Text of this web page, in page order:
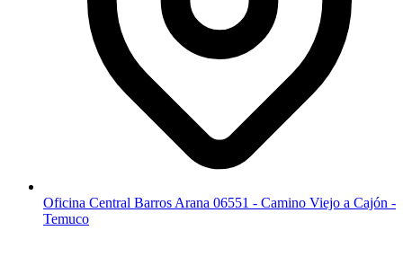
Oficina Central Barros Arana 06551 - Camino Viejo a Cajón -
Temuco